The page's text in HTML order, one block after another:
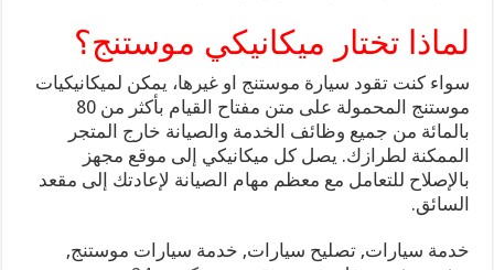
لماذا تختار ميكانيكي موستنج؟
سواء كنت تقود سيارة موستنج او غيرها، يمكن لميكانيكيات
موستنج المحمولة على متن مفتاح القيام بأكثر من 80
بالمائة من جميع وظائف الخدمة والصيانة خارج المتجر
الممكنة لطرازك. يصل كل ميكانيكي إلى موقع مجهز
بالإصلاح للتعامل مع معظم مهام الصيانة لإعادتك إلى مقعد
السائق.
خدمة سيارات, تصليح سيارات, خدمة سيارات موستنج,